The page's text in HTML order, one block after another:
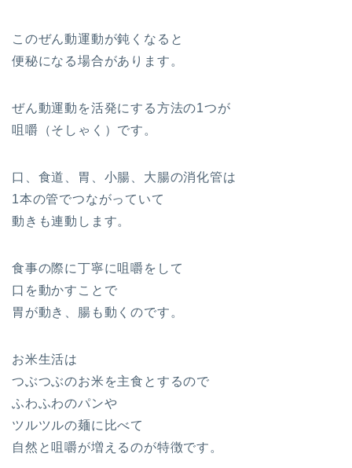
このぜん動運動が鈍くなると
便秘になる場合があります。
ぜん動運動を活発にする方法の1つが
咀嚼（そしゃく）です。
口、食道、胃、小腸、大腸の消化管は
1本の管でつながっていて
動きも連動します。
食事の際に丁寧に咀嚼をして
口を動かすことで
胃が動き、腸も動くのです。
お米生活は
つぶつぶのお米を主食とするので
ふわふわのパンや
ツルツルの麺に比べて
自然と咀嚼が増えるのが特徴です。